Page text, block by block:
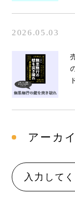
2026.05.03
アーカ